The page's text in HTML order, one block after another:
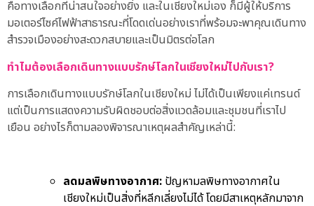
คือทางเลือกที่น่าสนใจอย่างยิ่ง และในเชียงใหม่เอง ก็มีผู้ให้บริการ
มอเตอร์ไซค์ไฟฟ้าสาธารณะที่โดดเด่นอย่างเราที่พร้อมจะพาคุณเดินทาง
สำรวจเมืองอย่างสะดวกสบายและเป็นมิตรต่อโลก
ทำไมต้องเลือกเดินทางแบบรักษ์โลกในเชียงใหม่ไปกับเรา?
การเลือกเดินทางแบบรักษ์โลกในเชียงใหม่ ไม่ได้เป็นเพียงแค่เทรนด์
แต่เป็นการแสดงความรับผิดชอบต่อสิ่งแวดล้อมและชุมชนที่เราไป
เยือน อย่างไรก็ตามลองพิจารณาเหตุผลสำคัญเหล่านี้:
ลดมลพิษทางอากาศ: ปัญหามลพิษทางอากาศใน
เชียงใหม่เป็นสิ่งที่หลีกเลี่ยงไม่ได้ โดยมีสาเหตุหลักมาจาก